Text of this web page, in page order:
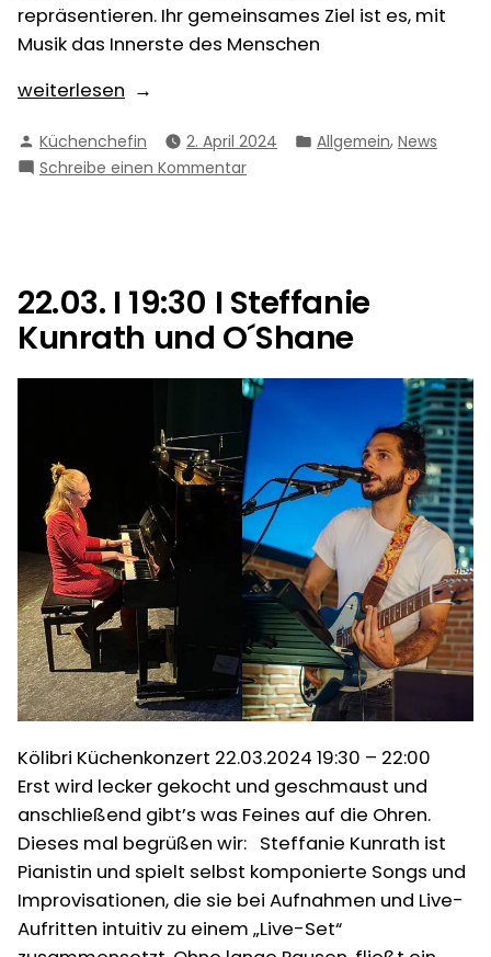
repräsentieren. Ihr gemeinsames Ziel ist es, mit
Musik das Innerste des Menschen
„26.04.
19:30
I
weiterlesen
Verfasst
von
Küchenchefin 2. April 2024
Veröffentlicht
Allgemein, News
Schreibe einen Kommentarzu
Awa
22.03. I 19:30 I Steffanie
Kunrath und O´Shane
Kölibri Küchenkonzert 22.03.2024 19:30 – 22:00
Erst wird lecker gekocht und geschmaust und
anschließend gibt’s was Feines auf die Ohren.
Dieses mal begrüßen wir: Steffanie Kunrath ist
Pianistin und spielt selbst komponierte Songs und
Improvisationen, die sie bei Aufnahmen und Live-
Aufritten intuitiv zu einem „Live-Set“